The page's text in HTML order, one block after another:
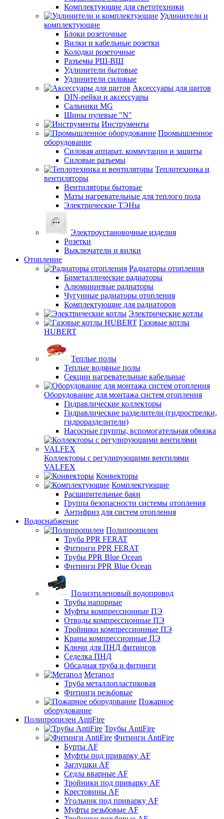
Комплектующие для светотехники
Удлинители и
комплектующие
Блоки розеточные
Вилки и кабельные розетки
Колодки розеточные
Разъемы РШ-ВШ
Удлинители бытовые
Удлинители силовые
Аксессуары для щитов
DIN-рейки и аксессуары
Сальники MG
Шины нулевые "N"
Инструменты
Промышленное
оборудование
Силовая аппарат. коммутации и защиты
Силовые разъемы
Теплотехника и
вентиляторы
Вентиляторы бытовые
Маты нагревательные для теплого пола
Электрические ТЭНы
Электроустановочные изделия
Розетки
Выключатели и вилки
Отопление
Радиаторы отопления
Биметаллические радиаторы
Алюминиевые радиаторы
Чугунные радиаторы отопления
Комплектующие для радиаторов
Электрические котлы
Газовые котлы
HUBERT
Теплые полы
Теплые водяные полы
Секции нагревательные кабельные
Оборудование для монтажа систем отопления
Гидравлические коллекторы
Гидравлические разделители (гидрострелки,
гидроразделители)
Насосные группы, вспомогательная обвязка
Коллекторы с регулирующими вентилями
VALFEX
Конвекторы
Комплектующие
Расширительные баки
Группа безопасности системы отопления
Антифриз для систем отопления
Водоснабжение
Полипропилен
Труба PPR FERAT
Фитинги PPR FERAT
Трубы PPR Blue Ocean
Фитинги PPR Blue Ocean
Полиэтиленовый водопровод
Трубы напорные
Муфты компрессионные ПЭ
Отводы компрессионные ПЭ
Тройники компрессионные ПЭ
Краны компрессионные ПЭ
Ключи для ПНД фитингов
Седелка ПНД
Обсадная труба и фитинги
Метапол
Труба металлопластиковая
Фитинги резьбовые
Пожарное
оборудование
Полипропилен AntiFire
Трубы AntiFire
Фитинги AntiFire
Бурты AF
Муфты под приварку AF
Заглушки AF
Седла вварные AF
Тройники под приварку AF
Крестовины AF
Угольник под приварку AF
Муфты резьбовые AF